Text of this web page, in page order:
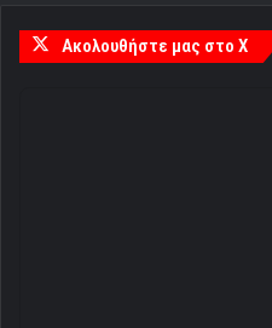
Ακολουθήστε μας στο X